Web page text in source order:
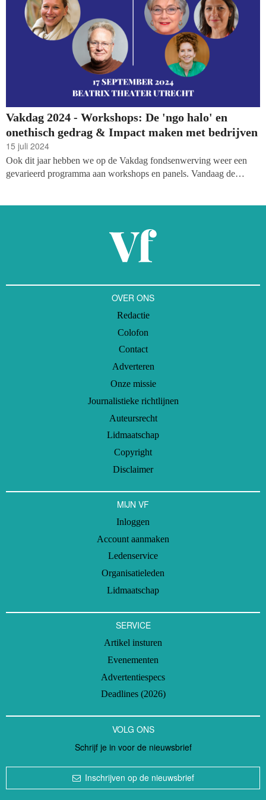
Vakdag 2024 - Workshops: De 'ngo halo' en
onethisch gedrag & Impact maken met bedrijven
15 juli 2024
Ook dit jaar hebben we op de Vakdag fondsenwerving weer een
gevarieerd programma aan workshops en panels. Vandaag de
OVER ONS
Redactie
Colofon
Contact
Adverteren
Onze missie
Journalistieke richtlijnen
Auteursrecht
Lidmaatschap
Copyright
Disclaimer
MIJN VF
Inloggen
Account aanmaken
Ledenservice
Organisatieleden
Lidmaatschap
SERVICE
Artikel insturen
Evenementen
Advertentiespecs
Deadlines (2026)
VOLG ONS
Schrijf je in voor de nieuwsbrief
Inschrijven op de nieuwsbrief